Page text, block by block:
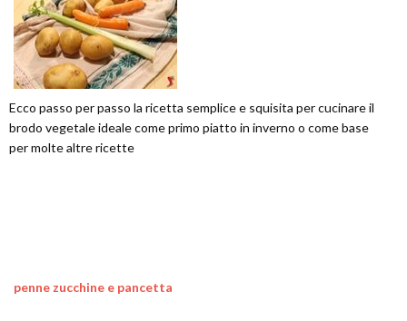
Ecco passo per passo la ricetta semplice e squisita per cucinare il
brodo vegetale ideale come primo piatto in inverno o come base
per molte altre ricette
penne zucchine e pancetta